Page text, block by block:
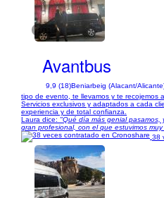
1/11
Avantbus
9,9 (18)Beniarbeig (Alacant/
tipo de evento, te llevamos y te recojemos
Servicios exclusivos y adaptados a cada
experiencia y de total confianza.
Laura dice: "Qué día más genial pasamos,
gran profesional, con el que estuvimos
38